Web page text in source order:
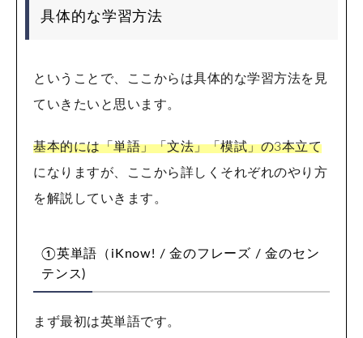
具体的な学習方法
ということで、ここからは具体的な学習方法を見
ていきたいと思います。
基本的には「単語」「文法」「模試」の3本立て
になりますが、ここから詳しくそれぞれのやり方
を解説していきます。
①英単語（iKnow! / 金のフレーズ / 金のセン
テンス)
まず最初は英単語です。